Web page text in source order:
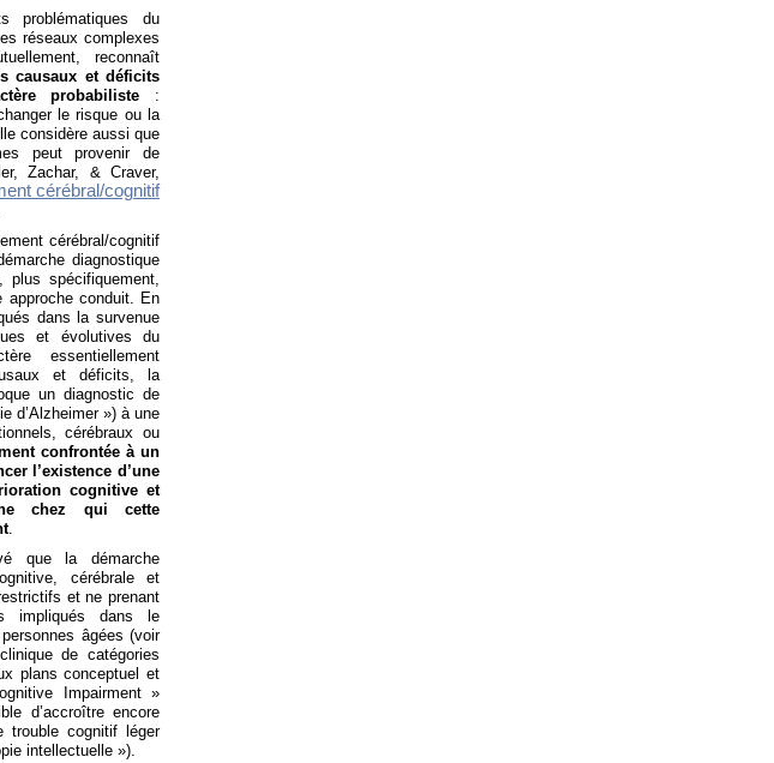
problématiques du
réseaux complexes
reconnaît
causaux et déficits
probabiliste :
le risque ou la
considère aussi que
peut provenir de
Zachar, & Craver,
cérébral/cognitif
cérébral/cognitif
diagnostique
plus spécifiquement,
approche conduit. En
dans la survenue
et évolutives du
essentiellement
et déficits, la
un diagnostic de
d’Alzheimer ») à une
cérébraux ou
confrontée à un
l’existence d’une
cognitive et
chez qui cette
.
que la démarche
cérébrale et
et ne prenant
impliqués dans le
âgées (voir
de catégories
plans conceptuel et
Impairment »
d’accroître encore
trouble cognitif léger
intellectuelle »).